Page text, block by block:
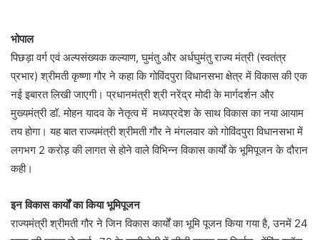
भोपाल
पिछड़ा वर्ग एवं अल्पसंख्यक कल्याण, घुमंतु और अर्धघुमंतु राज्य मंत्री (स्वतंत्र
प्रभार) श्रीमती कृष्णा गौर ने कहा कि गोविंदपुरा विधानसभा क्षेत्र में विकास की एक
नई इबारत लिखी जाएगी। प्रधानमंत्री श्री नरेंद्र मोदी के मार्गदर्शन और
मुख्यमंत्री डॉ. मोहन यादव के नेतृत्व में मध्यप्रदेश के साथ विकास का नया आयाम
तय होगा। यह बात राज्यमंत्री श्रीमती गौर ने मंगलवार को गोविंदपुरा विधानसभा में
लगभग 2 करोड़ की लागत से होने वाले विभिन्न विकास कार्यों के भूमिपूजन के दौरान
कही।
इन विकास कार्यों का किया भूमिपूजन
राज्यमंत्री श्रीमती गौर ने जिन विकास कार्यों का भूमि पूजन किया गया है, उनमें 24